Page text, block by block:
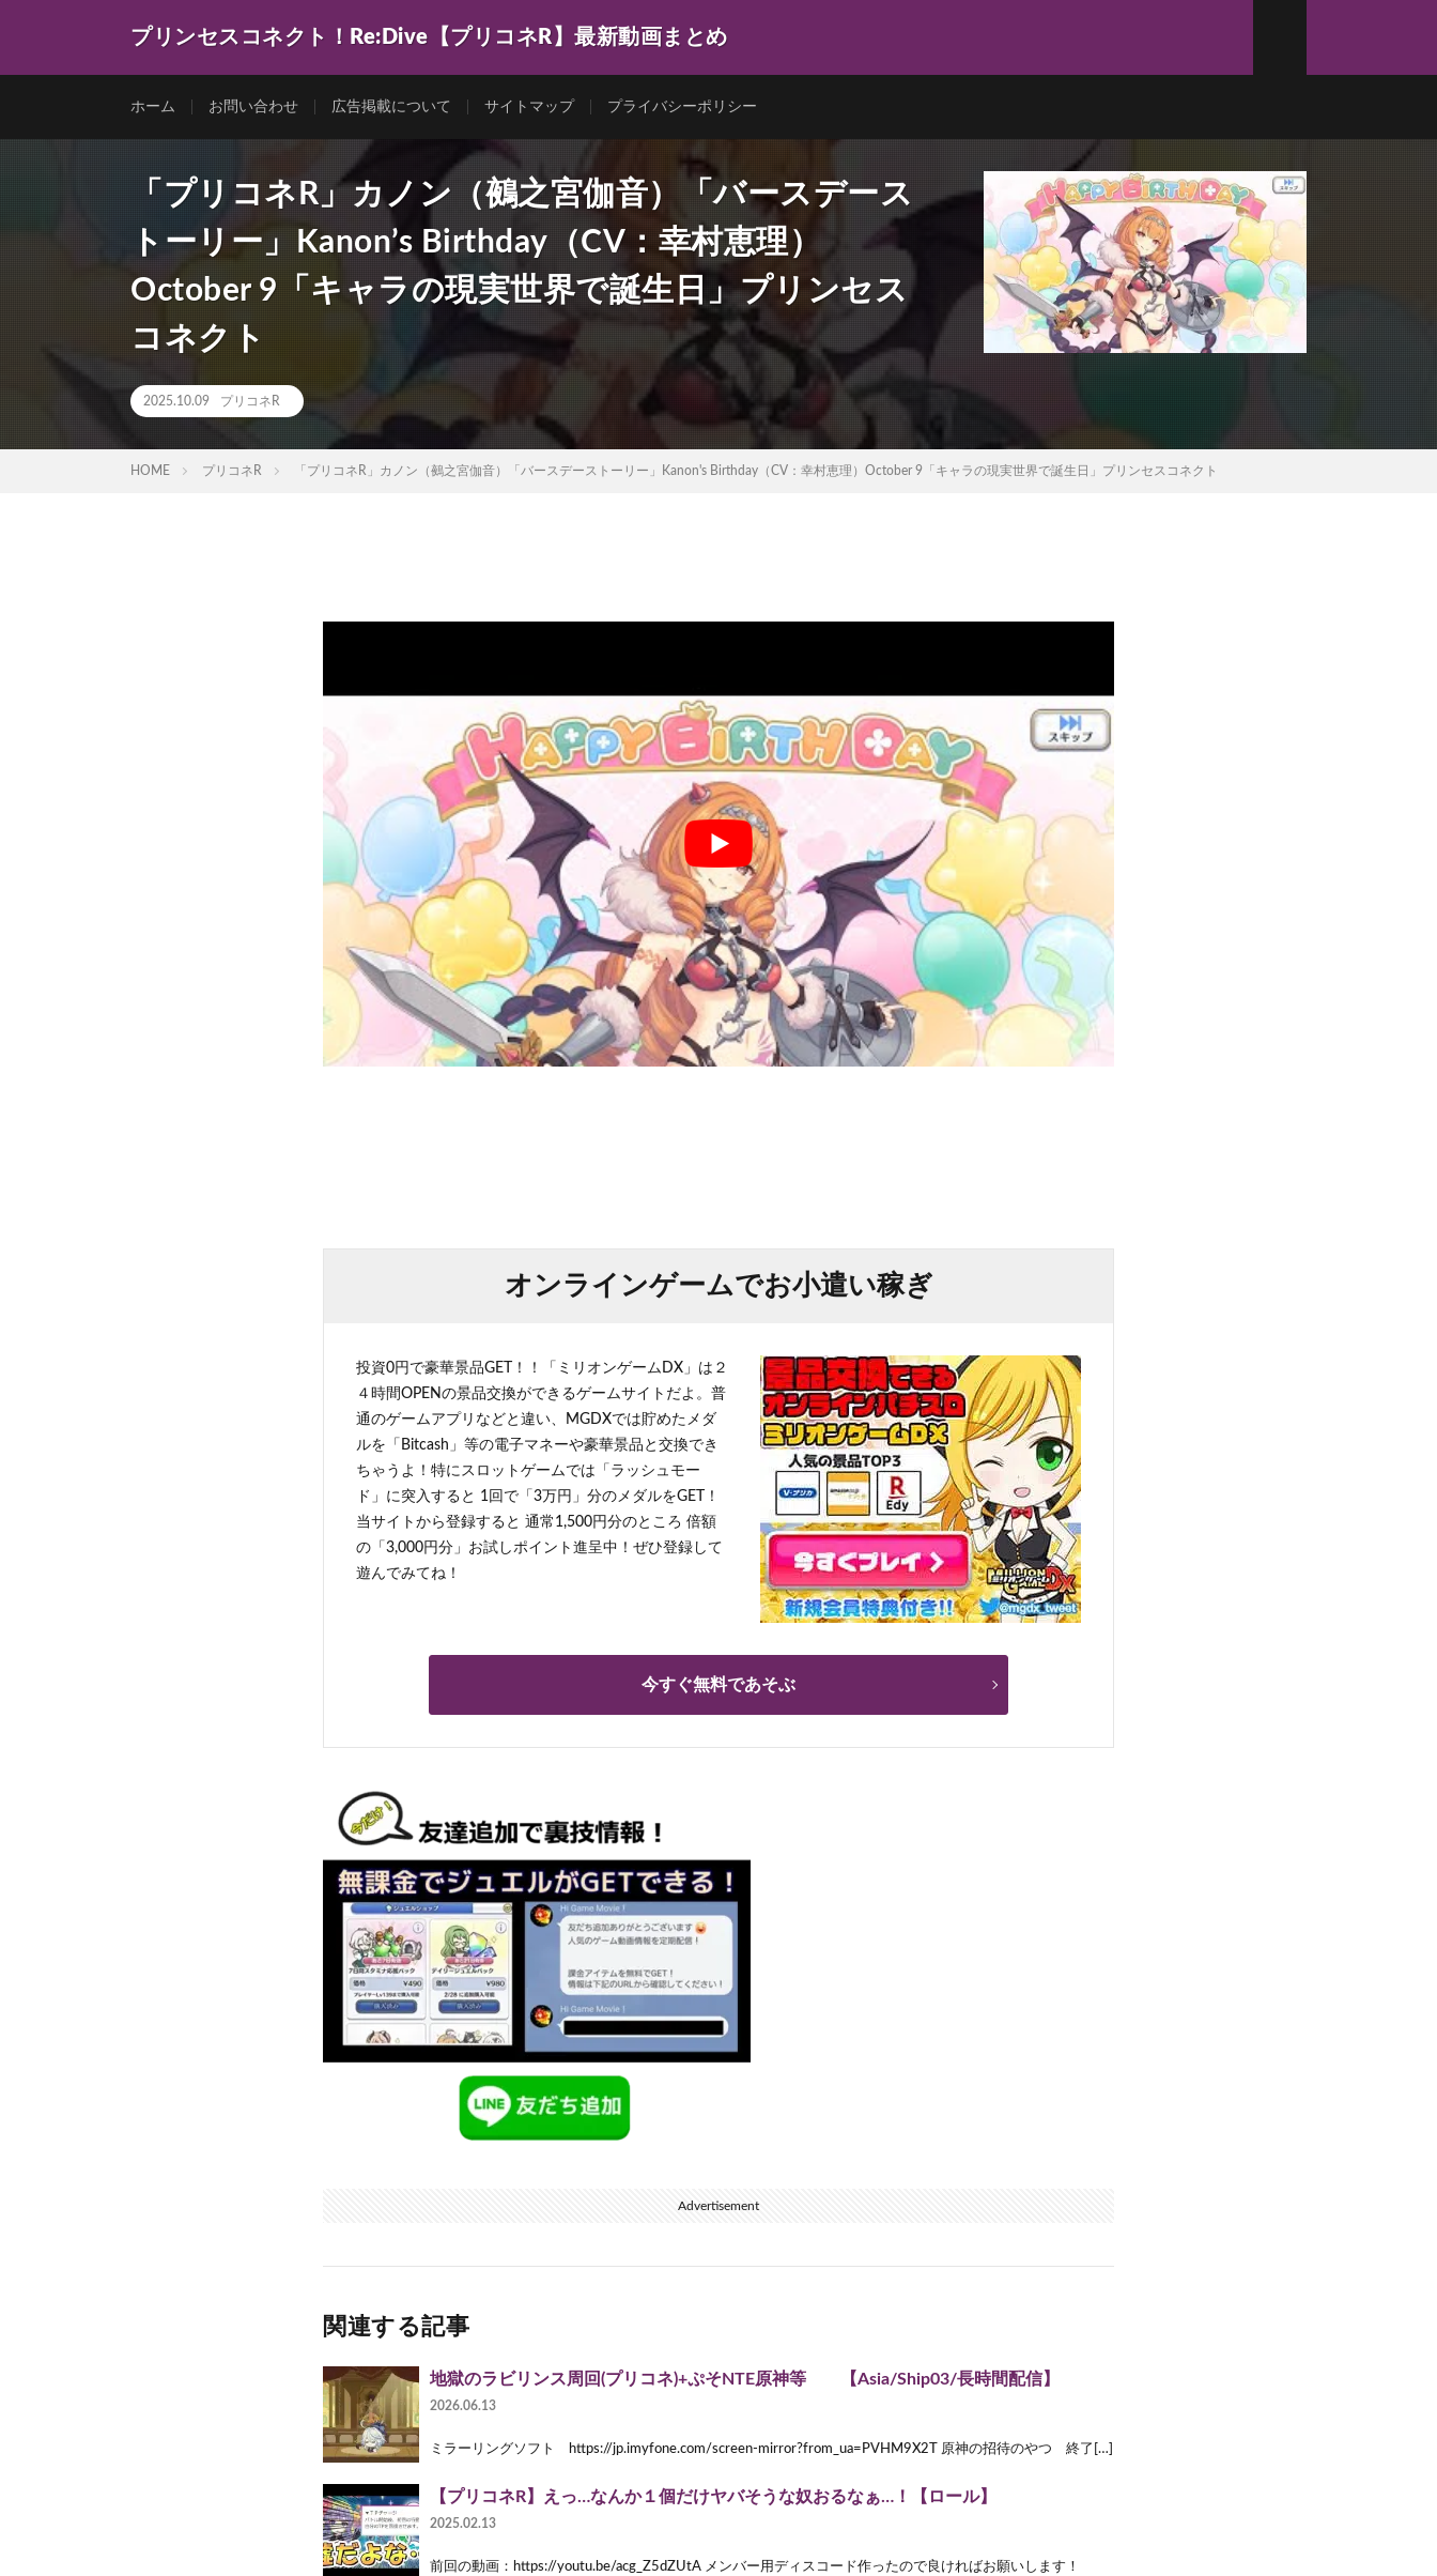
プリンセスコネクト！Re:Dive【プリコネR】最新動画まとめ
ホーム お問い合わせ 広告掲載について サイトマップ プライバシーポリシー
「プリコネR」カノン（鵺之宮伽音）「バースデース
トーリー」Kanon’s Birthday（CV：幸村恵理）
October 9「キャラの現実世界で誕生日」プリンセス
コネクト
2025.10.09 プリコネR
HOME プリコネR 「プリコネR」カノン（鵺之宮伽音）「バースデーストーリー」Kanon's Birthday（CV：幸村恵理）October 9「キャラの現実世界で誕生日」プリンセスコネクト
オンラインゲームでお小遣い稼ぎ
投資0円で豪華景品GET！！「ミリオンゲームDX」は２
４時間OPENの景品交換ができるゲームサイトだよ。普
通のゲームアプリなどと違い、MGDXでは貯めたメダ
ルを「Bitcash」等の電子マネーや豪華景品と交換でき
ちゃうよ！特にスロットゲームでは「ラッシュモー
ド」に突入すると 1回で「3万円」分のメダルをGET！
当サイトから登録すると 通常1,500円分のところ 倍額
の「3,000円分」お試しポイント進呈中！ぜひ登録して
遊んでみてね！
今すぐ無料であそぶ
Advertisement
関連する記事
地獄のラビリンス周回(プリコネ)+ぷそNTE原神等 【Asia/Ship03/長時間配信】
2026.06.13
ミラーリングソフト https://jp.imyfone.com/screen-mirror?from_ua=PVHM9X2T 原神の招待のやつ 終了[…]
【プリコネR】えっ…なんか１個だけヤバそうな奴おるなぁ…！【ロール】
2025.02.13
前回の動画：https://youtu.be/acg_Z5dZUtA メンバー用ディスコード作ったので良ければお願いします！